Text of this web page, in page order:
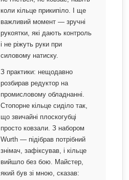
коли кільце прикипіло. І ще
важливий момент — зручні
рукоятки, які дають контроль
і не ріжуть руки при
силовому натиску.
З практики: нещодавно
розбирав редуктор на
промисловому обладнанні.
Стопорне кільце сиділо так,
що звичайні плоскогубці
просто ковзали. З набором
Wurth — підібрав потрібний
знімач, зафіксував, і кільце
вийшло без бою. Майстер,
який був зі мною, сказав: